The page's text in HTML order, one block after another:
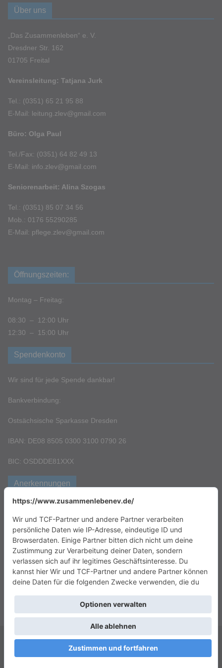
Über uns
„Das Zusammenleben“ e. V.
Dresdner Str. 162
01705 Freital
Vereinsleitung: Tatjana Jurk
Tel.: (0351) 65 21 95 88
E-Mail: leitung.zlev@gmail.com
Büro: Olga Paul
Tel./Fax: (0351) 64 82 49 13
E-Mail: info.zlev@gmail.com
Seniorenarbeit: Alina Szogas
Tel.: (0351) 85 07 34 56
Mob.: 0176 55290285
E-Mail: pflege.zlev@gmail.com
Öffnungszeiten:
Montag – Freitag:
08:30 – 12:00 Uhr
12:30 – 15:00 Uhr
Spendenkonto
Wir sind für jede Spende dankbar!
Bankverbindung:
Ostsächsische Sparkasse Dresden
IBAN: DE08 8505 0300 3100 0790 26
BIC: OSDDDE81XXX
Anerkennungen
Copyright © 2026